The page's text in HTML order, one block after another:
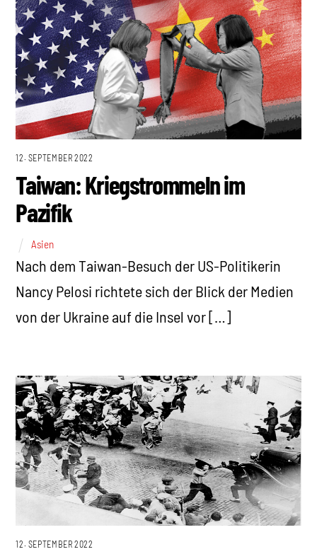
12. SEPTEMBER 2022
Taiwan: Kriegstrommeln im
Pazifik
Asien
Nach dem Taiwan-Besuch der US-Politikerin
Nancy Pelosi richtete sich der Blick der Medien
von der Ukraine auf die Insel vor […]
12. SEPTEMBER 2022